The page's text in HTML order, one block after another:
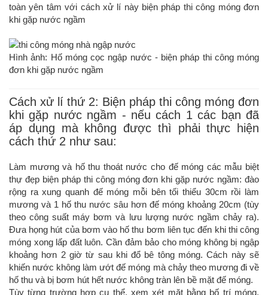
toàn yên tâm với cách xử lí này biện pháp thi công móng đơn
khi gặp nước ngầm
Hình ảnh: Hố móng cọc ngập nước - biện pháp thi công móng
đơn khi gặp nước ngầm
Cách xử lí thứ 2: Biện pháp thi công móng đơn
khi gặp nước ngầm - nếu cách 1 các bạn đã
áp dụng mà không được thì phải thực hiện
cách thứ 2 như sau:
Làm mương và hố thu thoát nước cho đế móng các mẫu biệt
thự đẹp biện pháp thi công móng đơn khi gặp nước ngầm: đào
rộng ra xung quanh đế móng mỗi bên tối thiểu 30cm rồi làm
mương và 1 hố thu nước sâu hơn đế móng khoảng 20cm (tùy
theo công suất máy bơm và lưu lượng nước ngầm chảy ra).
Đưa họng hút của bơm vào hố thu bơm liên tục đến khi thi công
móng xong lấp đất luôn. Cần đảm bảo cho móng không bị ngập
khoảng hơn 2 giờ từ sau khi đổ bê tông móng. Cách này sẽ
khiến nước không làm ướt đế móng mà chảy theo mương đi về
hố thu và bị bơm hút hết nước không tràn lên bề mặt đế móng.
Tùy từng trường hợp cụ thể, xem xét mặt bằng bố trí móng,